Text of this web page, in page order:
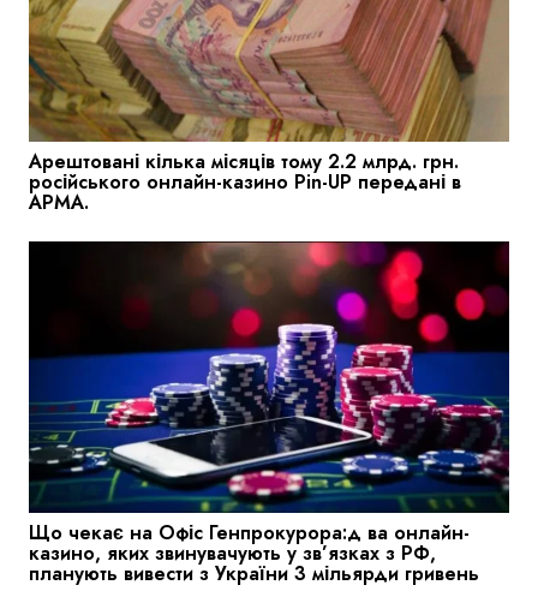
Арештовані кілька місяців тому 2.2 млрд. грн.
російського онлайн-казино Pin-UP передані в
АРМА.
Що чекає на Офіс Генпрокурора:д ва онлайн-
казино, яких звинувачують у зв’язках з РФ,
планують вивести з України 3 мільярди гривень